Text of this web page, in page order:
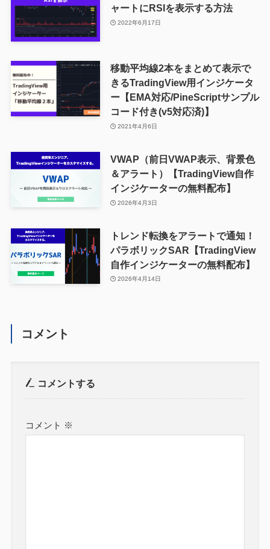
ャートにRSIを表示する方法
2022年6月17日
移動平均線2本をまとめて表示で
きるTradingView用インジケータ
ー【EMA対応/PineScriptサンプル
コード付き(v5対応済)】
2021年4月6日
VWAP（前日VWAP表示、背景色
＆アラート）【TradingView自作
インジケーターの無料配布】
2026年4月3日
トレンド転換をアラートで通知！
パラボリックSAR【TradingView
自作インジケーターの無料配布】
2026年4月14日
コメント
コメントする
コメント ※